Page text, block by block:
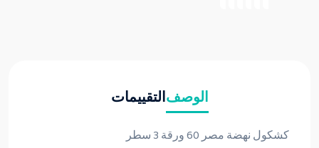
الوصفالتقييمات
كشكول نهضة مصر 60 ورقة 3 سطر